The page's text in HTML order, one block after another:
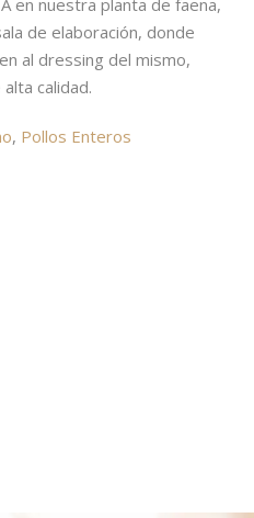
en nuestra planta de faena,
de elaboración, donde
al dressing del mismo,
calidad.
, Pollos Enteros